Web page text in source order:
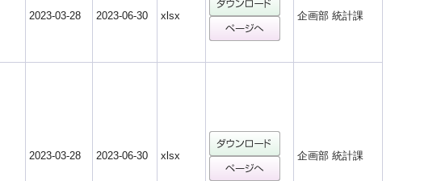
2023-03-28 2023-06-30 xlsx 企画部 統計課
2023-03-28 2023-06-30 xlsx 企画部 統計課